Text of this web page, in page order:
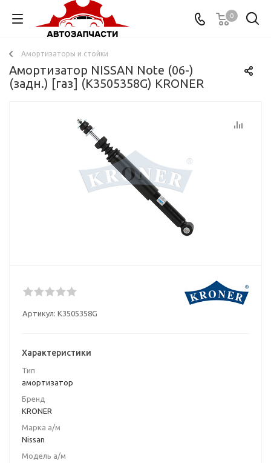
0
Амортизаторы и стойки
Амортизатор NISSAN Note (06-)
(задн.) [газ] (K3505358G) KRONER
Артикул: K3505358G
Характеристики
Тип
амортизатор
Бренд
KRONER
Марка а/м
Nissan
Модель а/м